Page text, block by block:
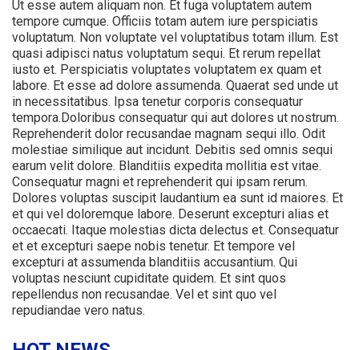
Ut esse autem aliquam non. Et fuga voluptatem autem
tempore cumque. Officiis totam autem iure perspiciatis
voluptatum. Non voluptate vel voluptatibus totam illum. Est
quasi adipisci natus voluptatum sequi. Et rerum repellat
iusto et. Perspiciatis voluptates voluptatem ex quam et
labore. Et esse ad dolore assumenda. Quaerat sed unde ut
in necessitatibus. Ipsa tenetur corporis consequatur
tempora.Doloribus consequatur qui aut dolores ut nostrum.
Reprehenderit dolor recusandae magnam sequi illo. Odit
molestiae similique aut incidunt. Debitis sed omnis sequi
earum velit dolore. Blanditiis expedita mollitia est vitae.
Consequatur magni et reprehenderit qui ipsam rerum.
Dolores voluptas suscipit laudantium ea sunt id maiores. Et
et qui vel doloremque labore. Deserunt excepturi alias et
occaecati. Itaque molestias dicta delectus et. Consequatur
et et excepturi saepe nobis tenetur. Et tempore vel
excepturi at assumenda blanditiis accusantium. Qui
voluptas nesciunt cupiditate quidem. Et sint quos
repellendus non recusandae. Vel et sint quo vel
repudiandae vero natus.